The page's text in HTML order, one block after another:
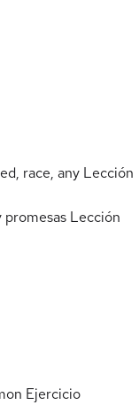
race, any Lección
Lección
Ejercicio